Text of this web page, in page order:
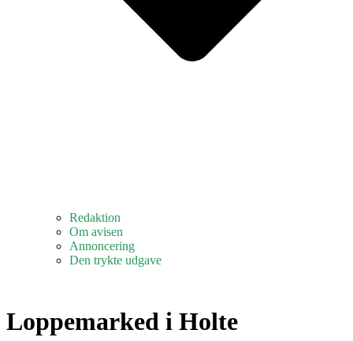
Redaktion
Om avisen
Annoncering
Den trykte udgave
Loppemarked i Holte